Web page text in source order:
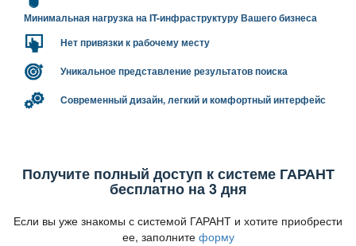
Минимальная нагрузка на IT-инфраструктуру Вашего бизнеса
Нет привязки к рабочему месту
Уникальное представление результатов поиска
Современный дизайн, легкий и комфортный интерфейс
Получите полный доступ к системе ГАРАНТ
есплатно на 3 дня
Если вы уже знакомы с системой ГАРАНТ и хотите приобрести
ее, заполните форму